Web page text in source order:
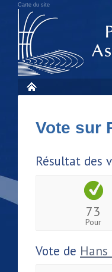
Carte du site
Vote sur
Résultat des
73
Pour
Vote de Hans